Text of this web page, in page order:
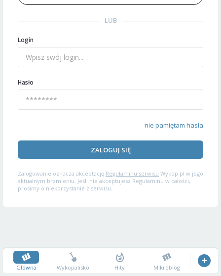
LUB
Login
Hasło
nie pamiętam hasła
ZALOGUJ SIĘ
Zalogowanie oznacza akceptację Regulaminu serwisu Wykop.pl w jego
aktualnym brzmieniu. Jeśli nie akceptujesz Regulaminu w całości,
prosimy o niekorzystanie z serwisu.
Główna Wykopalisko Hity Mikroblog